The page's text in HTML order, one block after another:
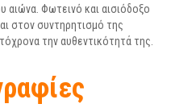
αιώνα. Φωτεινό και αισιόδοξο
στον συντηρητισμό της
την αυθεντικότητά της.